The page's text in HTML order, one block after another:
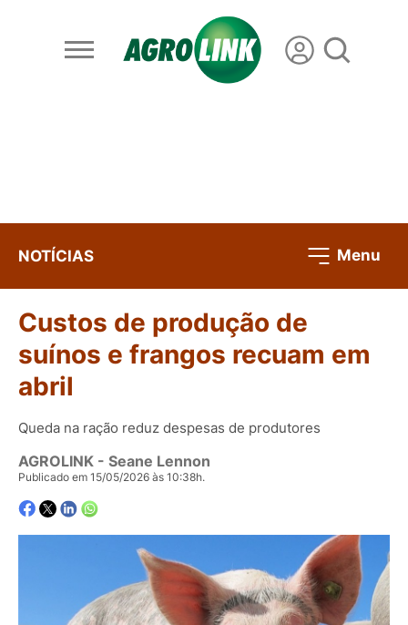
NOTÍCIAS Menu
Custos de produção de
suínos e frangos recuam em
abril
Queda na ração reduz despesas de produtores
AGROLINK - Seane Lennon
Publicado em 15/05/2026 às 10:38h.